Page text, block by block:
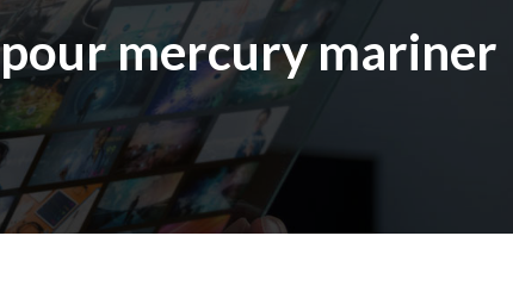
mercury mariner